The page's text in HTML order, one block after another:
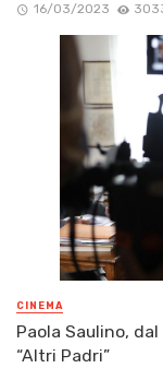
16/03/2023
CINEMA
Paola Saulino,
“Altri Padri”